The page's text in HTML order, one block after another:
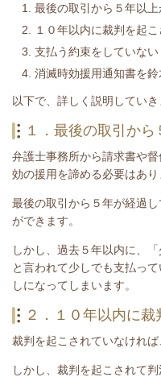
最後の取引から５年以
１０年以内に裁判を起
支払う約束をしていない
消滅時効援用通知書を
以下で、詳しく説明していき
１．最後の取引か
弁護士事務所から請求書や
効の援用を諦める必要はあり
最後の取引から５年が経過
ができます。
しかし、過去５年以内に、
と言われて少しでも支払っ
しになってしまいます。
２．１０年以内に
裁判を起こされていなければ
しかし、裁判を起こされて